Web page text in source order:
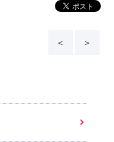
＜ ＞